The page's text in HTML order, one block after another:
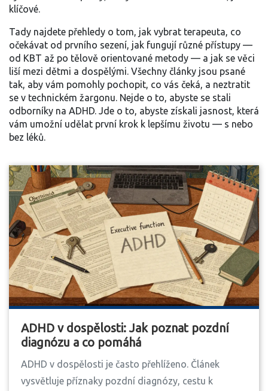
klíčové.
Tady najdete přehledy o tom, jak vybrat terapeuta, co
očekávat od prvního sezení, jak fungují různé přístupy —
od KBT až po tělově orientované metody — a jak se věci
liší mezi dětmi a dospělými. Všechny články jsou psané
tak, aby vám pomohly pochopit, co vás čeká, a neztratit
se v technickém žargonu. Nejde o to, abyste se stali
odborníky na ADHD. Jde o to, abyste získali jasnost, která
vám umožní udělat první krok k lepšímu životu — s nebo
bez léků.
ADHD v dospělosti: Jak poznat pozdní
diagnózu a co pomáhá
ADHD v dospělosti je často přehlíženo. Článek
vysvětluje příznaky pozdní diagnózy, cestu k